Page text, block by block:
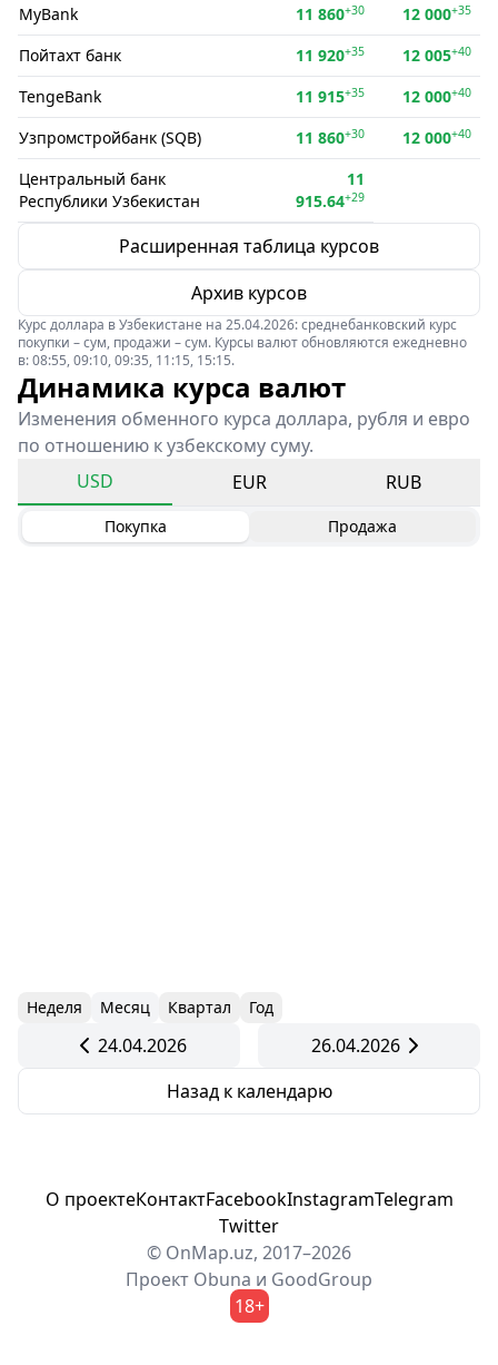
MyBank 11 860+30 12 000+35
Пойтахт банк 11 920+35 12 005+40
TengeBank 11 915+35 12 000+40
Узпромстройбанк (SQB) 11 860+30 12 000+40
Центральный банк
Республики Узбекистан
11
915.64+29
Расширенная таблица курсов
Архив курсов
Курс доллара в Узбекистане на 25.04.2026: среднебанковский курс
покупки – сум, продажи – сум. Курсы валют обновляются ежедневно
в: 08:55, 09:10, 09:35, 11:15, 15:15.
Динамика курса валют
Изменения обменного курса доллара, рубля и евро
по отношению к узбекскому суму.
USD
EUR RUB
Покупка Продажа
Неделя Месяц Квартал Год
24.04.2026
26.04.2026
Назад к календарю
О проектеКонтактFacebookInstagramTelegram
Twitter
© OnMap.uz, 2017–2026
Проект Obuna и GoodGroup
18+